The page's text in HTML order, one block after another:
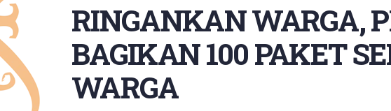
RINGANKAN WARGA,
BAGIKAN 100 PAKET
WARGA